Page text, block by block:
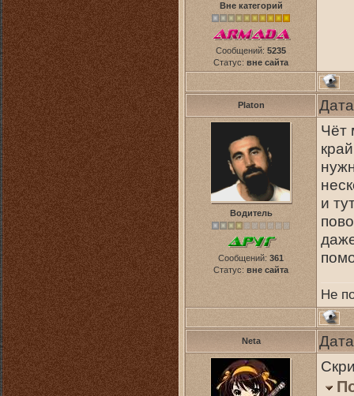
Вне категорий
Сообщений: 5235
Статус: вне сайта
Platon
Водитель
Сообщений: 361
Статус: вне сайта
Чёт
и
Не
Neta